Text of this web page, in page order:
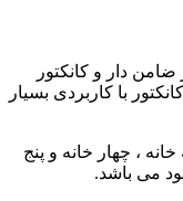
ضامن دار و کانکتور
با کاربردی بسیار
، چهار خانه و پنج
می باشد.